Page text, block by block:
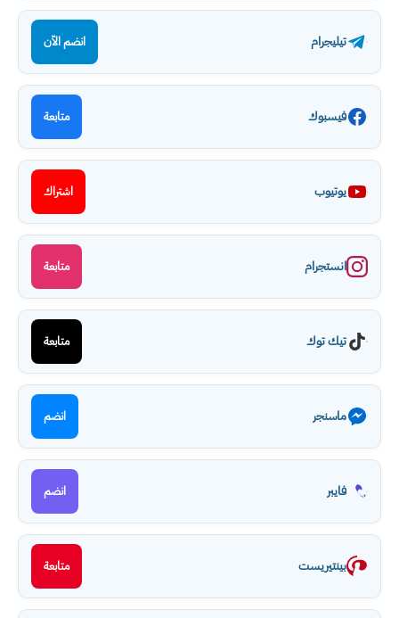
تيليجرام انضم الآن
فيسبوك متابعة
يوتيوب اشتراك
انستجرام متابعة
تيك توك متابعة
ماسنجر انضم
فايبر انضم
بينتيريست متابعة